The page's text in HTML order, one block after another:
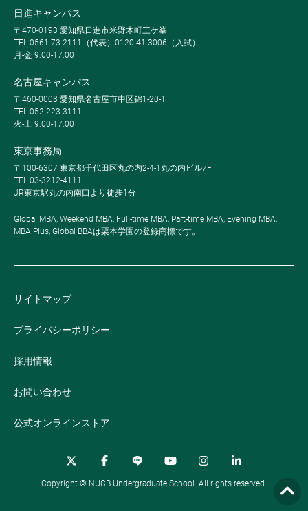
日進キャンパス
〒470-0193 愛知県日進市米野木町三ケ峯
TEL 0561-73-2111（代表）0120-41-3006（入試）
月-金 9:00-17:00
名古屋キャンパス
〒460-0003 愛知県名古屋市中区錦1-20-1
TEL 052-223-3111
火-土 9:00-17:00
東京事務局
〒100-6307 東京都千代田区丸の内2-4-1丸の内ビル7F
TEL 03-3212-4111
JR東京駅丸の内南口より徒歩1分
Global MBA, Weekend MBA, Full-time MBA, Part-time MBA, Evening MBA,
MBA Plus, Global BBAは栗本学園の登録商標です。
サイトマップ
プライバシーポリシー
採用情報
お問い合わせ
公式オンラインストア
Copyright © NUCB Undergraduate School. All rights reserved.